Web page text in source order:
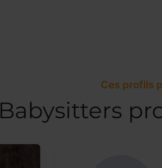
Ces profils
Babysitters